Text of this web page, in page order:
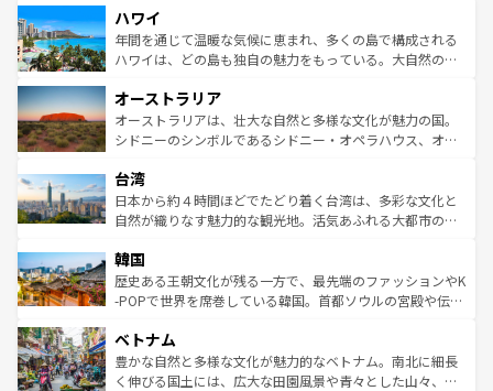
ば市内交通費無料で観光を楽しむこともできる。 なお、新
着のスイス情報はコンテンツ一覧 を参照してほしい。
のような巨大都市は、観光、ショッピング、エンターテイ
ンメントが詰まった刺激的なスポットだ。一方、アメリカ
西部には大自然が広がり、グランドキャニオンやイエロー
部のニューオーリンズでは、音楽と美食が融合した独特の
文化が魅力。旅行者はアメリカの各地域で異なる魅力を楽
しみながら、その多様性と豊かな歴史を感じることができ
ならではの贅沢な旅のスタイルだ。 なお、新着のアメリカ
情報はコンテンツ一覧を参照してほしい。
ハワイ
年間を通じて温暖な気候に恵まれ、多くの島で構成される
ハワイは、どの島も独自の魅力をもっている。大自然の神
ワイ島は見逃せない。また、定番の観光地といえばオアフ
島だが、静かな自然を求めるならマウイ島やカウアイ島が
おすすめ。エメラルドグリーンに輝く海をはじめ、豊かな
れるおもてなしの心で訪れる人々を迎えてくれるハワイの
人々、おいしいローカルフードやハワイアンミュージッ
ク、伝統的なフラダンスなど、すべてがハワイの魅力を彩
ワイを、存分に味わってほしい。 なお、新着のハワイ情報
はコンテンツ一覧を参照してほしい。
オーストラリア
オーストラリアは、壮大な自然と多様な文化が魅力の国。
シドニーのシンボルであるシドニー・オペラハウス、オー
リアリーフや大陸中央部にそびえるウルル（エアーズロッ
ク）、タスマニアの美しい原生林やケアンズの熱帯雨林な
ど、見どころがたくさん。また、カフェやワイン、オージ
いる。アクティビティも充実しており、サーフィンやダイ
ビング、ハイキングなど、アウトドア好きにはたまらな
い。オーストラリアの多彩な魅力を存分に味わいつくそ
参照してほしい。
台湾
日本から約４時間ほどでたどり着く台湾は、多彩な文化と
自然が織りなす魅力的な観光地。活気あふれる大都市の台
ン）、静ひつな山岳地帯である台湾東部など、都市の喧騒
と山間の静けさが共存しており、訪れる人に新しい発見と
驚きをもたらしてくれる。また、奥深い台湾の食文化も魅
容にもいいと評判のスイーツなど、バラエティ豊かな料理
が味わえる。 なお、新着の台湾情報は コンテンツ一覧を参
照してほしい。
韓国
歴史ある王朝文化が残る一方で、最先端のファッションやK
-POPで世界を席巻している韓国。首都ソウルの宮殿や伝統
き、地方に足を延ばせば四季折々の自然美を楽しむことが
できる。そして、キムチや焼肉、絶品のストリートフード
まで、さまざまな韓国料理が待っている。夜には、韓国な
ベトナム
豊かな自然と多様な文化が魅力的なベトナム。南北に細長
く伸びる国土には、広大な田園風景や青々とした山々、世